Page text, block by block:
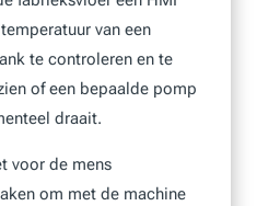
van een
te controleren en te
of een bepaalde pomp
draait.
voor de mens
om met de machine